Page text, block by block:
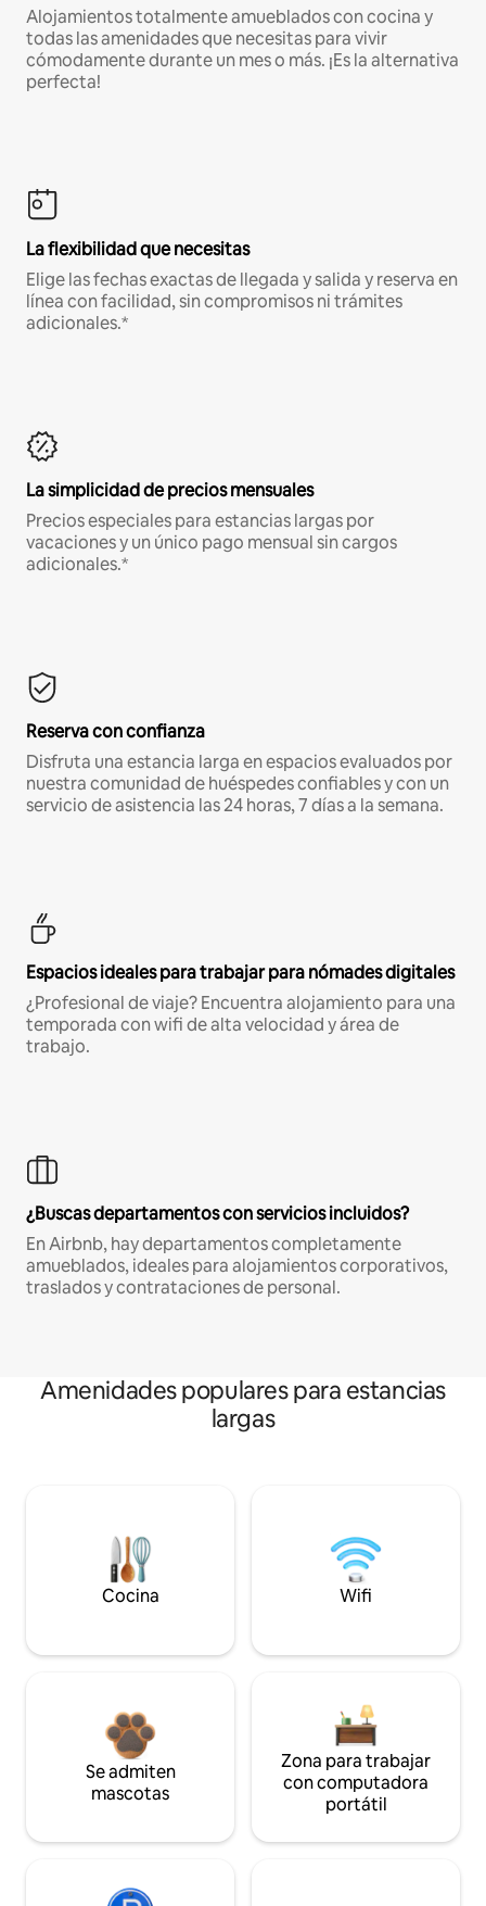
Alojamientos totalmente amueblados con cocina y
todas las amenidades que necesitas para vivir
cómodamente durante un mes o más. ¡Es la alternativa
perfecta!
La flexibilidad que necesitas
Elige las fechas exactas de llegada y salida y reserva en
línea con facilidad, sin compromisos ni trámites
adicionales.*
La simplicidad de precios mensuales
Precios especiales para estancias largas por
vacaciones y un único pago mensual sin cargos
adicionales.*
Reserva con confianza
Disfruta una estancia larga en espacios evaluados por
nuestra comunidad de huéspedes confiables y con un
servicio de asistencia las 24 horas, 7 días a la semana.
Espacios ideales para trabajar para nómades digitales
¿Profesional de viaje? Encuentra alojamiento para una
temporada con wifi de alta velocidad y área de
trabajo.
¿Buscas departamentos con servicios incluidos?
En Airbnb, hay departamentos completamente
amueblados, ideales para alojamientos corporativos,
traslados y contrataciones de personal.
Amenidades populares para estancias
largas
Cocina Wifi
Se admiten
mascotas
Zona para trabajar
con computadora
portátil